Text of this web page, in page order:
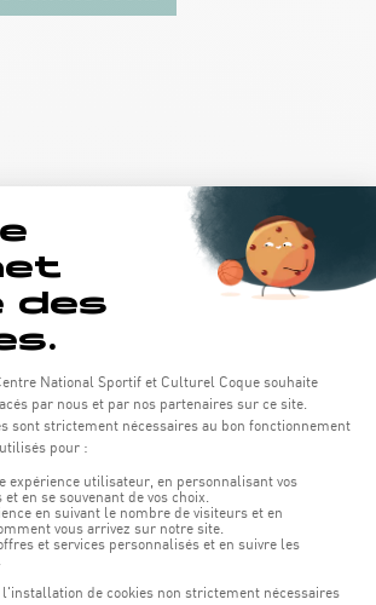
du batiment de la Coque :
- 22h00